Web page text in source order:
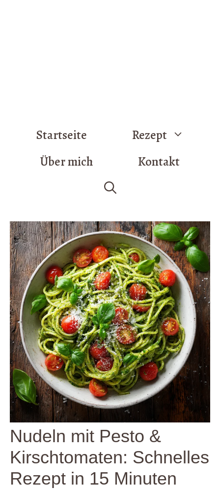
Startseite
Rezept
Über mich
Kontakt
Nudeln mit Pesto &
Kirschtomaten: Schnelles
Rezept in 15 Minuten